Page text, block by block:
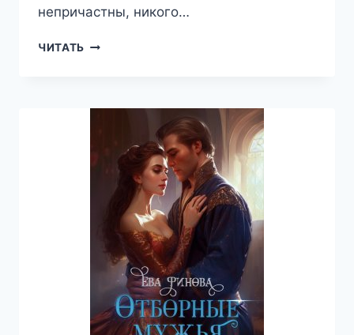
непричастны, никого…
ЧИТАТЬ ОТБОРНЫЕ
ФИНОВА